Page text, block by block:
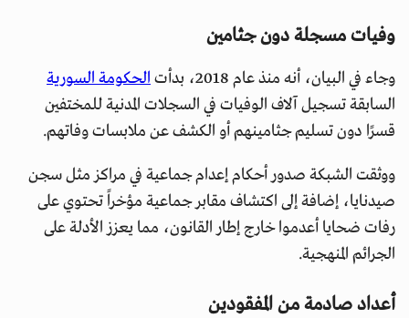
وفيات مسجلة دون جثامين
وجاء في البيان، أنه منذ عام 2018، بدأت
الحكومة السورية
السابقة تسجيل آلاف الوفيات في السجلات المدنية للمختفين
قسرًا دون تسليم جثامينهم أو الكشف عن ملابسات وفاتهم.
ووثقت الشبكة صدور أحكام إعدام جماعية في مراكز مثل سجن
صيدنايا، إضافة إلى اكتشاف مقابر جماعية مؤخراً تحتوي على
رفات ضحايا أعدموا خارج إطار القانون، مما يعزز الأدلة على
الجرائم المنهجية.
أعداد صادمة من المفقودين